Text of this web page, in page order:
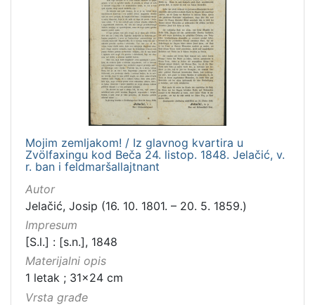
Mojim zemljakom! / Iz glavnog kvartira u
Zvölfaxingu kod Beča 24. listop. 1848. Jelačić, v.
r. ban i feldmaršallajtnant
Autor
Jelačić, Josip (16. 10. 1801. – 20. 5. 1859.)
Impresum
[S.l.] : [s.n.], 1848
Materijalni opis
1 letak ; 31x24 cm
Vrsta građe